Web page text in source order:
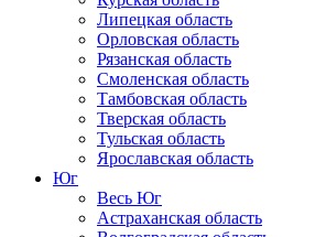
Липецкая область
Орловская область
Рязанская область
Смоленская область
Тамбовская область
Тверская область
Тульская область
Ярославская область
Юг
Весь Юг
Астраханская область